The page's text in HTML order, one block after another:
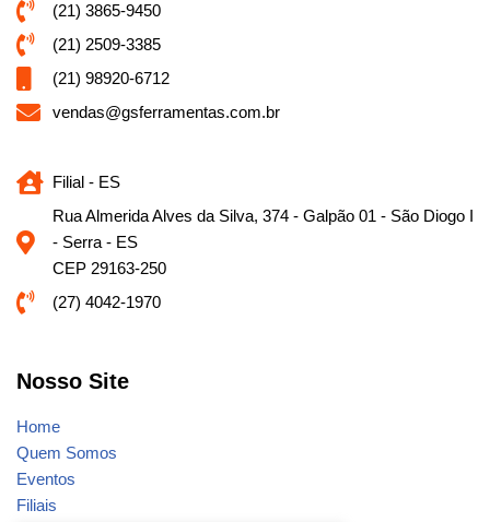
(21) 3865-9450
(21) 2509-3385
(21) 98920-6712
vendas@gsferramentas.com.br
Filial - ES
Rua Almerida Alves da Silva, 374 - Galpão 01 - São Diogo I
- Serra - ES
CEP 29163-250
(27) 4042-1970
Nosso Site
Home
Quem Somos
Eventos
Filiais